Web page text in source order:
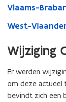
Vlaams-
West-
Wijziging
Er werden
om deze actueel
bevindt zich een